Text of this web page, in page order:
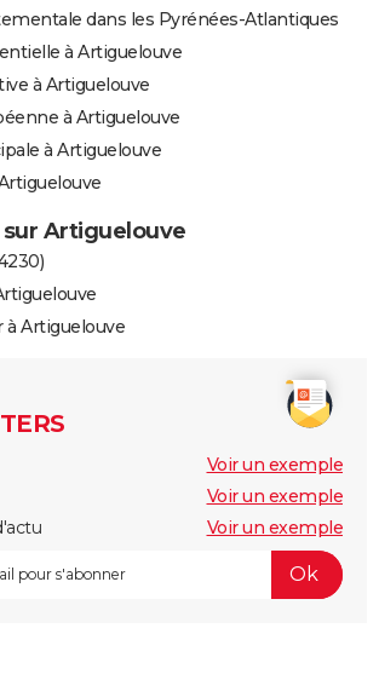
dans les Pyrénées-Atlantiques
à Artiguelouve
à Artiguelouve
à Artiguelouve
à Artiguelouve
sur Artiguelouve
Artiguelouve
Voir un exemple
Voir un exemple
Voir un exemple